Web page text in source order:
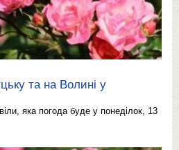
та на Волині у
яка погода буде у понеділок, 13